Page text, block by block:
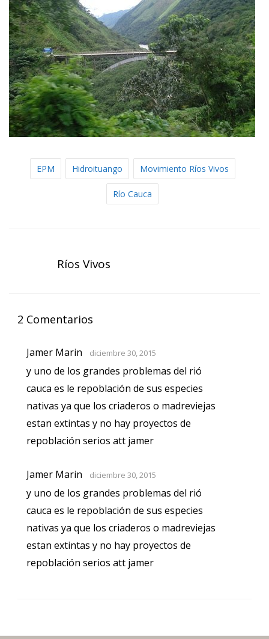
EPM Hidroituango Movimiento Ríos Vivos
Río Cauca
Ríos Vivos
2 Comentarios
Jamer Marin diciembre 30, 2015
y uno de los grandes problemas del rió
cauca es le repoblación de sus especies
nativas ya que los criaderos o madreviejas
estan extintas y no hay proyectos de
repoblación serios att jamer
Jamer Marin diciembre 30, 2015
y uno de los grandes problemas del rió
cauca es le repoblación de sus especies
nativas ya que los criaderos o madreviejas
estan extintas y no hay proyectos de
repoblación serios att jamer